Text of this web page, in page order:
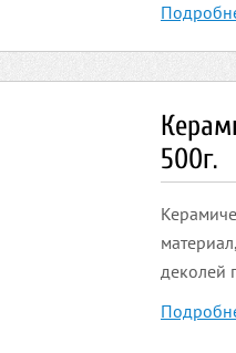
500г.
деколей